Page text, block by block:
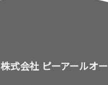
株式会社 ピーアールオー